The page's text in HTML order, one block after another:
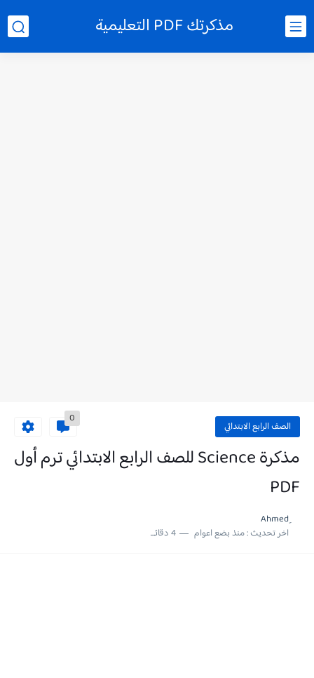
مذكرتك PDF التعليمية
الصف الرابع الابتدائي
0
مذكرة Science للصف الرابع الابتدائي ترم أول
PDF
ِAhmed
اخر تحديث :منذ بضع اعوام 4 دقائق للقراءة